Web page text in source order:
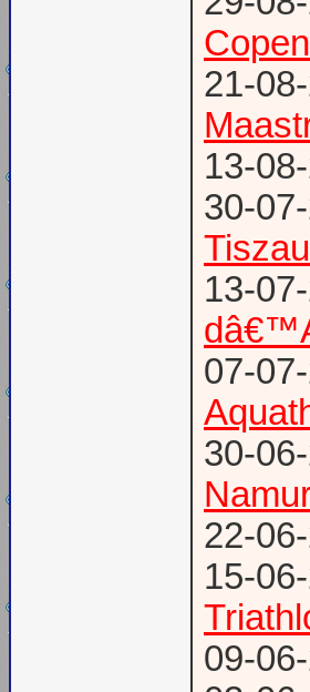
21-
13-
30-
13-
07-
30-
22-
15-
09-